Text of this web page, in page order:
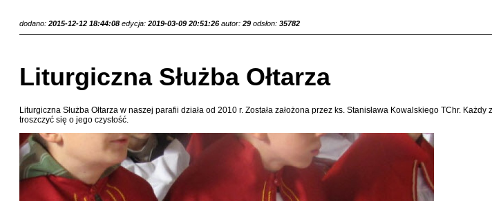
dodano: 2015-12-12 18:44:08 edycja: 2019-03-09 20:51:26 autor: 29 odsłon: 35782
Liturgiczna Służba Ołtarza
Liturgiczna Służba Ołtarza w naszej parafii działa od 2010 r. Została założona przez ks. Stanisława Kowalskiego TChr.
troszczyć się o jego czystość.